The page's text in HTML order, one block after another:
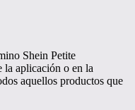
Shein Petite
la aplicación o en la
aquellos productos que